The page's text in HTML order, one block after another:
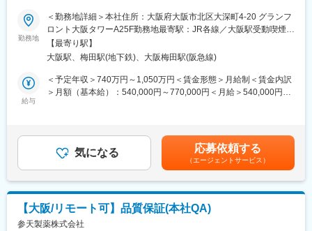
■研修体制：
＜入社後＞
大阪本社にて、1か月半～2か月間の初期研修を行います。
＜配属後＞
・先輩社員がOJTでサポートします。チーム制となっており、1グ
情報などをキャッチアップする機会があります。
・MR教育の専門部署があり、定期的に階層別研修、MR向けの研
修もあり、配属後も着実にスキルアップしていける環境です。
■勤務地について：
・初期配属地はご希望を考慮し検討いたします。
（京都府、東京都、青森県、愛知県、岐阜県いずれかのエリアで
供し、世界中の人々の視覚に関わる社会問題に取り組んでいま
す。
■業務概要：
日本およびグローバルの事業部門と連携しながら、業務の有効
性、業務効率、および組織パフォーマンスの向上につながるデジ
タルソリューションおよび情報システムの企画・設計・導入・運
ることもあります。
信頼されるDigital & IT Business Partnerとして、事業部門、
Digital & IT組織、外部パートナーと密接に連携しながら、ビジネ
【主な職務内容と責任】
■ビジネスパートナーシップ
・R&Dおよび関連部門のステークホルダーと信頼関係を構築し、
勤務地
＜勤務地詳細＞本社住所：大阪府大阪市北区大深町4-20 グランフ
ロント大阪タワーA25F勤務地最寄駅：JR各線／大阪駅受動喫煙対
策：屋内全面禁煙変更の範囲：会社の定める事業所（リモートワ
ーク含む）
【最寄り駅】
大阪駅、梅田駅(地下鉄)、大阪梅田駅(阪急線)
給与
＜予定年収＞740万円～1,050万円＜賃金形態＞月給制＜賃金内訳
＞月額（基本給）：540,000円～770,000円＜月給＞540,000円～
り、選考を通じて上下する可能性があります。月給(月額)は固定手
当を含めた表記です。
気になる 応募依頼する
（エージェントサービス）
【大阪/リモート可】品質保証(本社QA)
参天製薬株式会社